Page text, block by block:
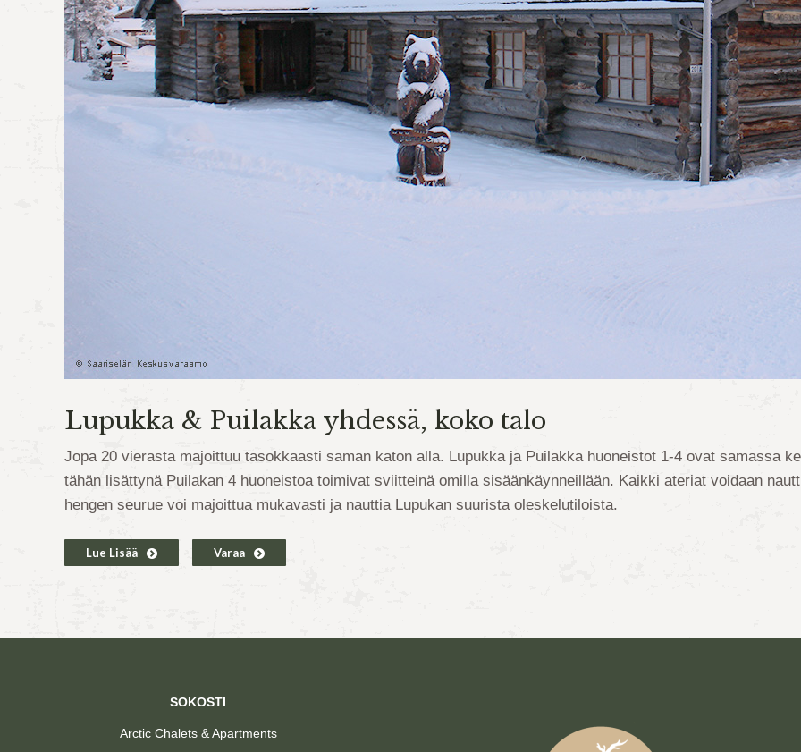
Lupukka & Puilakka yhdessä, koko talo
Jopa 20 vierasta majoittuu tasokkaasti saman katon alla. Lupukka ja Puilakka huoneistot 1-4 ovat samassa
tähän lisättynä Puilakan 4 huoneistoa toimivat sviitteinä omilla sisäänkäynneillään. Kaikki ateriat voidaan
hengen seurue voi majoittua mukavasti ja nauttia Lupukan suurista oleskelutiloista.
Lue Lisää Varaa
SOKOSTI
Arctic Chalets & Apartments